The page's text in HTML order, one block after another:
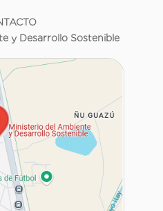
y Desarrollo Sostenible